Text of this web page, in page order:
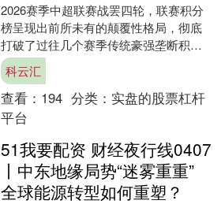
2026赛季中超联赛战罢四轮，联赛积分
榜呈现出前所未有的颠覆性格局，彻底
打破了过往几个赛季传统豪强垄断积分
榜上游的固有局面。“西南双雄”成都蓉城
与重庆铜梁龙位居....
科云汇
查看： 194 分类： 实盘的股票杠杆
平台
51我要配资 财经夜行线0407
丨中东地缘局势“迷雾重重”
全球能源转型如何重塑？